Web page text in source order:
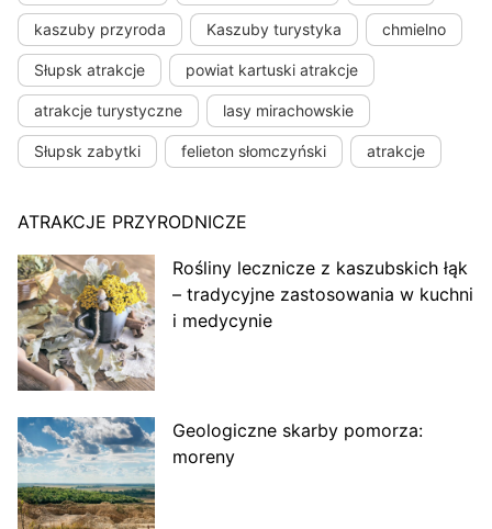
kaszuby przyroda Kaszuby turystyka chmielno
Słupsk atrakcje powiat kartuski atrakcje
atrakcje turystyczne lasy mirachowskie
Słupsk zabytki felieton słomczyński atrakcje
ATRAKCJE PRZYRODNICZE
Rośliny lecznicze z kaszubskich łąk
– tradycyjne zastosowania w kuchni
i medycynie
Geologiczne skarby pomorza:
moreny